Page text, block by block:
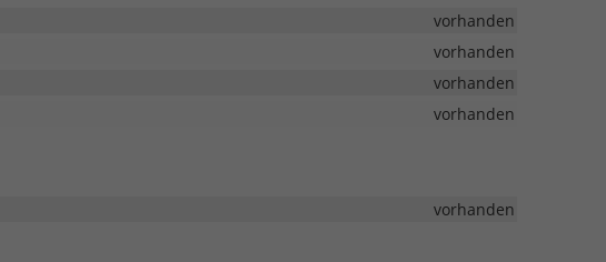
vorhanden
vorhanden
vorhanden
vorhanden
vorhanden